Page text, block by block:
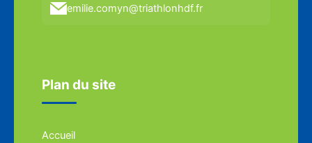
emilie.comyn@triathlonhdf.fr
Plan du site
Accueil